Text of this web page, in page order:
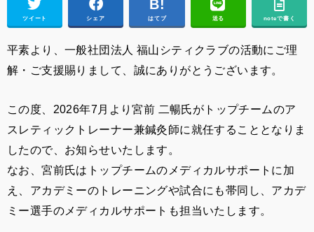
ツイート シェア はてブ 送る noteで書く
平素より、一般社団法人 福山シティクラブの活動にご理
解・ご支援賜りまして、誠にありがとうございます。
この度、2026年7月より宮前 二暢氏がトップチームのア
スレティックトレーナー兼鍼灸師に就任することとなりま
したので、お知らせいたします。
なお、宮前氏はトップチームのメディカルサポートに加
え、アカデミーのトレーニングや試合にも帯同し、アカデ
ミー選手のメディカルサポートも担当いたします。